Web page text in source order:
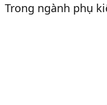
Trong ngành phụ